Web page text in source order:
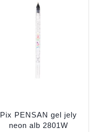
Pix PENSAN gel jely
neon alb 2801W